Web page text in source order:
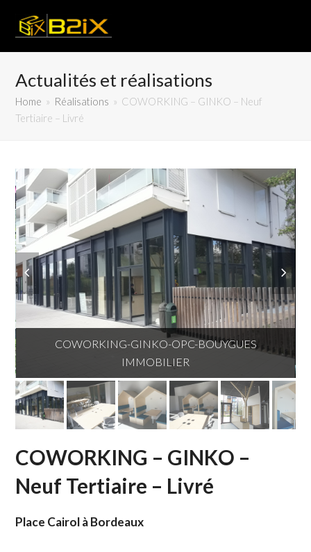
Actualités et réalisations
Home » Réalisations » COWORKING – GINKO – Neuf
Tertiaire – Livré
COWORKING-GINKO-OPC-BOUYGUES
IMMOBILIER
COWORKING – GINKO –
Neuf Tertiaire – Livré
Place Cairol à Bordeaux